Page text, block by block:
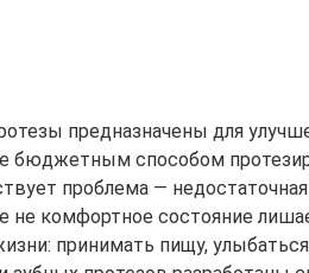
предназначены для
бюджетным способом
проблема —
не комфортное состояние
принимать пищу,